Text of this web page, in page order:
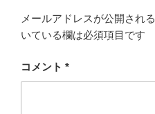
メールアドレスが公開され
いている欄は必須項目です
コメント *